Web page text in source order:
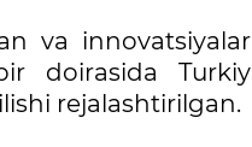
va innovatsiyalar
doirasida Turkiy
rejalashtirilgan.